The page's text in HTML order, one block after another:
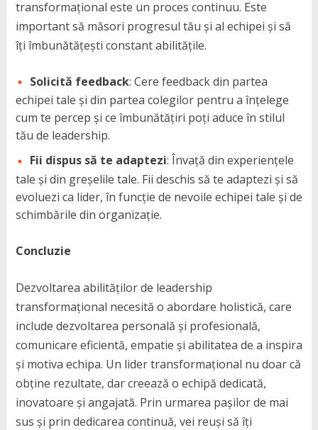
transformațional este un proces continuu. Este
important să măsori progresul tău și al echipei și să
îți îmbunătățești constant abilitățile.
Solicită feedback: Cere feedback din partea
echipei tale și din partea colegilor pentru a înțelege
cum te percep și ce îmbunătățiri poți aduce în stilul
tău de leadership.
Fii dispus să te adaptezi: Învață din experiențele
tale și din greșelile tale. Fii deschis să te adaptezi și să
evoluezi ca lider, în funcție de nevoile echipei tale și de
schimbările din organizație.
Concluzie
Dezvoltarea abilităților de leadership
transformațional necesită o abordare holistică, care
include dezvoltarea personală și profesională,
comunicare eficientă, empatie și abilitatea de a inspira
și motiva echipa. Un lider transformațional nu doar că
obține rezultate, dar creează o echipă dedicată,
inovatoare și angajată. Prin urmarea pașilor de mai
sus și prin dedicarea continuă, vei reuși să îți